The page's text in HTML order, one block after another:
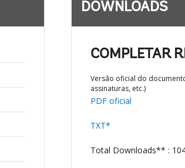
DOWNLOADS
COMPLETAR
Versão oficial do
assinaturas, etc.)
PDF oficial
TXT*
Total Downloads** :